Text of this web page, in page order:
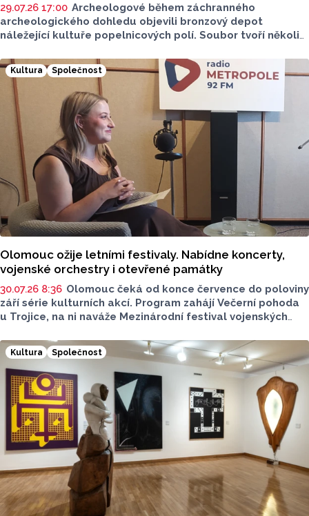
29.07.26 17:00 Archeologové během záchranného
archeologického dohledu objevili bronzový depot
náležející kultuře popelnicových polí. Soubor tvoří několik
přináší poznatky o životě a materiální kultuře tehdejších
komunit. Bronzové nástroje, které někdo před více než
třemi tisíci lety úmyslně poškodil a uložil do bývalého
mokřadu, objevili archeologové u Kojetína. Podle
dosavadního vyhodnocení mohl být depot součástí
rituálního jednání.
Kultura Společnost
Olomouc ožije letními festivaly. Nabídne koncerty,
vojenské orchestry i otevřené památky
30.07.26 8:36 Olomouc čeká od konce července do poloviny
září série kulturních akcí. Program zahájí Večerní pohoda
u Trojice, na ni naváže Mezinárodní festival vojenských
Většina programu se uskuteční na Horním náměstí,
koncerty Večerní pohody budou zdarma. Více o akcích
sdělila v podcastu Radia Metropole Tomáše Gottwalda
referentka oddělení organizace společenských akcí
města Olomouce Anna Šmídková.
Kultura Společnost